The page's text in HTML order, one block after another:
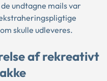
undtagne mails var
skulle udleveres.
af rekreativt